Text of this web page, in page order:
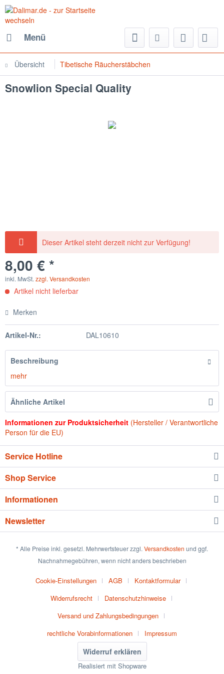
Menü
Übersicht Tibetische Räucherstäbchen
Snowlion Special Quality
Dieser Artikel steht derzeit nicht zur Verfügung!
8,00 € *
inkl. MwSt. zzgl. Versandkosten
Artikel nicht lieferbar
Merken
Artikel-Nr.: DAL10610
Beschreibung
mehr
Ähnliche Artikel
Informationen zur Produktsicherheit (Hersteller / Verantwortliche
Person für die EU)
Service Hotline
Shop Service
Informationen
Newsletter
* Alle Preise inkl. gesetzl. Mehrwertsteuer zzgl. Versandkosten und ggf.
Nachnahmegebühren, wenn nicht anders beschrieben
Cookie-Einstellungen AGB
Kontaktformular
Widerrufsrecht
Datenschutzhinweise
Versand und Zahlungsbedingungen
rechtliche Vorabinformationen
Impressum
Widerruf erklären
Realisiert mit Shopware